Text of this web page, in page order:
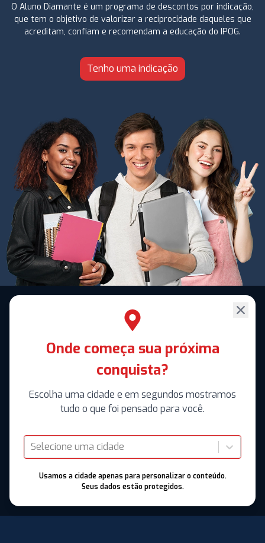
O Aluno Diamante é um programa de descontos por indicação,
que tem o objetivo de valorizar a reciprocidade daqueles que
acreditam, confiam e recomendam a educação do IPOG.
Tenho uma indicação
Onde começa sua próxima
conquista?
Escolha uma cidade e em segundos mostramos
tudo o que foi pensado para você.
Selecione uma cidade
Usamos a cidade apenas para personalizar o conteúdo.
Seus dados estão protegidos.